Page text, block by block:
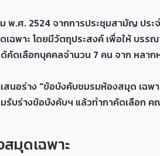
พ.ศ. 2524 จากการประชุมสามัญ ป
ฉพาะ โดยมีวัตถุประสงค์ เพื่อให้ บร
ด้คัดเลือกบุคคลจำนวน 7 คน จาก หล
สนอร่าง "ข้อบังคับชมรมห้องสมุด เ
รับร่างข้อบังคับฯ แล้วทำกาคัดเลือก
มุดเฉพาะ